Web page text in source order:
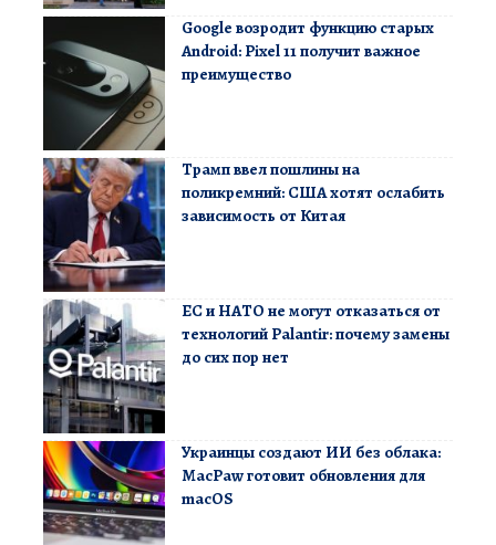
Google возродит функцию старых
Android: Pixel 11 получит важное
преимущество
Трамп ввел пошлины на
поликремний: США хотят ослабить
зависимость от Китая
ЕС и НАТО не могут отказаться от
технологий Palantir: почему замены
до сих пор нет
Украинцы создают ИИ без облака:
MacPaw готовит обновления для
macOS